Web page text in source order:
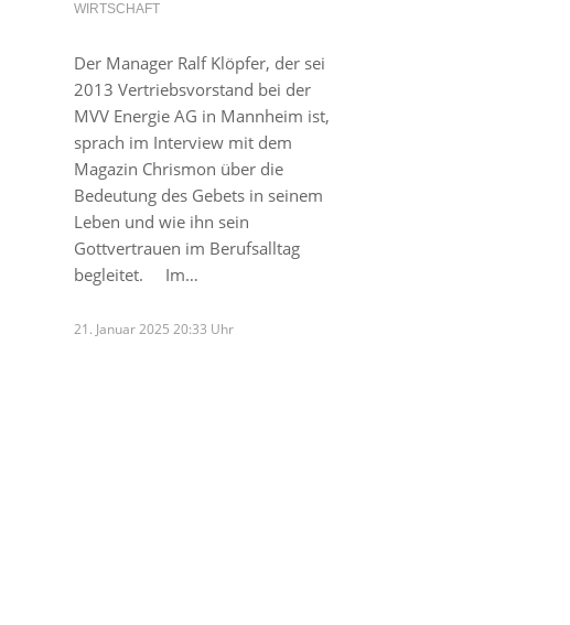
WIRTSCHAFT
Der Manager Ralf Klöpfer, der sei
2013 Vertriebsvorstand bei der
MVV Energie AG in Mannheim ist,
sprach im Interview mit dem
Magazin Chrismon über die
Bedeutung des Gebets in seinem
Leben und wie ihn sein
Gottvertrauen im Berufsalltag
begleitet. Im…
21. Januar 2025 20:33 Uhr